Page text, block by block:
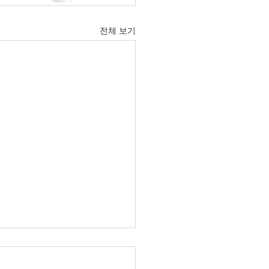
전체 보기
6월 21일 주보입니다.